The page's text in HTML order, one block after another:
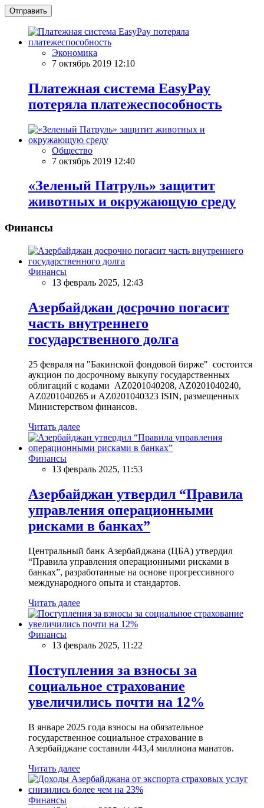
Отправить
Экономика
7 октябрь 2019 12:10
Платежная система EasyPay
потеряла платежеспособность
Общество
7 октябрь 2019 12:40
«Зеленый Патруль» защитит
животных и окружающую среду
Финансы
Финансы
13 февраль 2025, 12:43
Азербайджан досрочно погасит
часть внутреннего
государственного долга
25 февраля на "Бакинской фондовой бирже" состоится
аукцион по досрочному выкупу государственных
облигаций с кодами AZ0201040208, AZ0201040240,
AZ0201040265 и AZ0201040323 ISIN, размещенных
Министерством финансов.
Читать далее
Финансы
13 февраль 2025, 11:53
Азербайджан утвердил “Правила
управления операционными
рисками в банках”
Центральный банк Азербайджана (ЦБА) утвердил
“Правила управления операционными рисками в
банках”, разработанные на основе прогрессивного
международного опыта и стандартов.
Читать далее
Финансы
13 февраль 2025, 11:22
Поступления за взносы за
социальное страхование
увеличились почти на 12%
В январе 2025 года взносы на обязательное
государственное социальное страхование в
Азербайджане составили 443,4 миллиона манатов.
Читать далее
Финансы